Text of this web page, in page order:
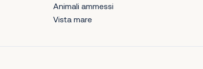
Animali ammessi
Vista mare